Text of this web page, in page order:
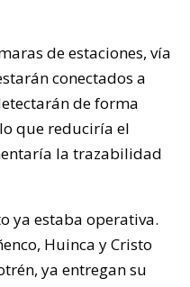
de estaciones, vía
conectados a
de forma
que reduciría el
la trazabilidad
ya estaba operativa.
Huinca y Cristo
ya entregan su